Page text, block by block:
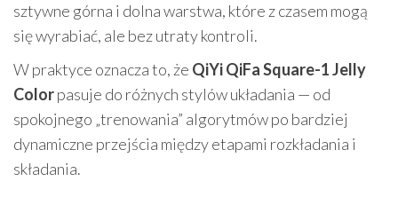
sztywne górna i dolna warstwa, które z czasem mogą
się wyrabiać, ale bez utraty kontroli.
W praktyce oznacza to, że QiYi QiFa Square-1 Jelly
Colorpasuje do różnych stylów układania — od
spokojnego „trenowania” algorytmów po bardziej
dynamiczne przejścia między etapami rozkładania i
składania.